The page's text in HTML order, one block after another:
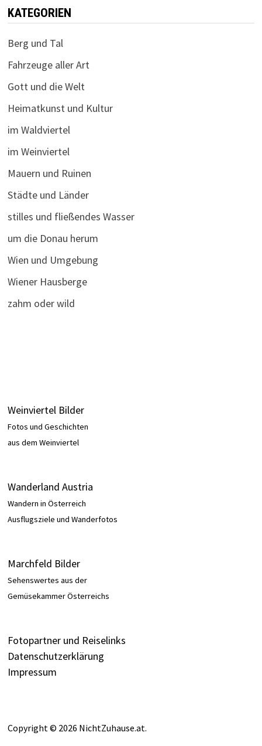
KATEGORIEN
Berg und Tal
Fahrzeuge aller Art
Gott und die Welt
Heimatkunst und Kultur
im Waldviertel
im Weinviertel
Mauern und Ruinen
Städte und Länder
stilles und fließendes Wasser
um die Donau herum
Wien und Umgebung
Wiener Hausberge
zahm oder wild
Weinviertel Bilder
Fotos und Geschichten
aus dem Weinviertel
Wanderland Austria
Wandern in Österreich
Ausflugsziele und Wanderfotos
Marchfeld Bilder
Sehenswertes aus der
Gemüsekammer Österreichs
Fotopartner und Reiselinks
Datenschutzerklärung
Impressum
Copyright © 2026 NichtZuhause.at.